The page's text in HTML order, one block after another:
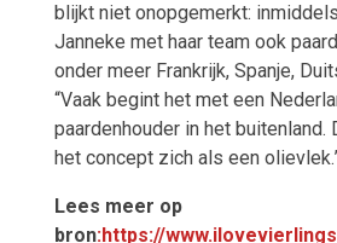
blijkt niet onopgemerkt:
Janneke met haar team ook
onder meer Frankrijk, Spanje,
“Vaak begint het met een
paardenhouder in het buitenland.
het concept zich als een
Lees meer op
bron:https://